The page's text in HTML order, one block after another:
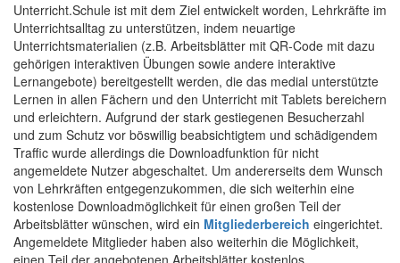
Unterricht.Schule ist mit dem Ziel entwickelt worden, Lehrkräfte im
Unterrichtsalltag zu unterstützen, indem neuartige
Unterrichtsmaterialien (z.B. Arbeitsblätter mit QR-Code mit dazu
gehörigen interaktiven Übungen sowie andere interaktive
Lernangebote) bereitgestellt werden, die das medial unterstützte
Lernen in allen Fächern und den Unterricht mit Tablets bereichern
und erleichtern. Aufgrund der stark gestiegenen Besucherzahl
und zum Schutz vor böswillig beabsichtigtem und schädigendem
Traffic wurde allerdings die Downloadfunktion für nicht
angemeldete Nutzer abgeschaltet. Um andererseits dem Wunsch
von Lehrkräften entgegenzukommen, die sich weiterhin eine
kostenlose Downloadmöglichkeit für einen großen Teil der
Arbeitsblätter wünschen, wird ein Mitgliederbereich eingerichtet.
Angemeldete Mitglieder haben also weiterhin die Möglichkeit,
einen Teil der angebotenen Arbeitsblätter kostenlos